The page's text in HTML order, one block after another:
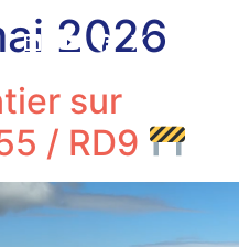
2026
sur
/ RD9